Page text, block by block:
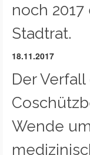
noch
Stadtrat.
18.11.2017
Der
Wende